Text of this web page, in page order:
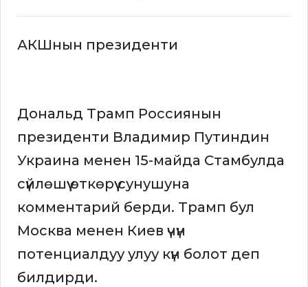
АКШнын президенти
Дональд Трамп Россиянын
президенти Владимир Путиндин
Украина менен 15-майда Стамбулда
сүйлөшүү өткөрүү сунушуна
комментарий берди. Трамп бул
Москва менен Киев үчүн
потенциалдуу улуу күн болот деп
билдирди.